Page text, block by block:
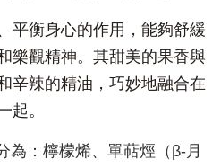
平衡身心的作用，能夠舒緩
樂觀精神。其甜美的果香與
辛辣的精油，巧妙地融合在
起。
為：檸檬烯、單萜烴（β-月